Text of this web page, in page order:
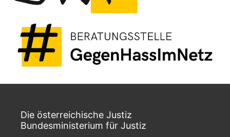
Die österreichische Justiz
Bundesministerium für Justiz